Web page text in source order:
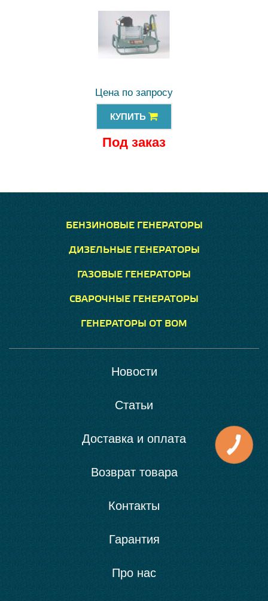
Цена по запросу
КУПИТЬ
Под заказ
БЕНЗИНОВЫЕ ГЕНЕРАТОРЫ
ДИЗЕЛЬНЫЕ ГЕНЕРАТОРЫ
ГАЗОВЫЕ ГЕНЕРАТОРЫ
СВАРОЧНЫЕ ГЕНЕРАТОРЫ
ГЕНЕРАТОРЫ ОТ ВОМ
Новости
Статьи
Доставка и оплата
Возврат товара
Контакты
Гарантия
Про нас